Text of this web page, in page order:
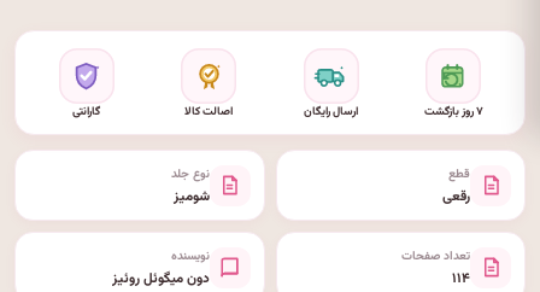
۷ روز بازگشت ارسال رایگان اصالت کالا گارانتی
قطع
رقعی
نوع جلد
شومیز
تعداد صفحات
۱۱۴
نویسنده
دون میگوئل روئیز